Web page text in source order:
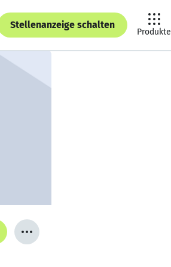
Stellenanzeige schalten
Produkte